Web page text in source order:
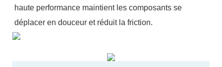
haute performance maintient les composants se
déplacer en douceur et réduit la friction.